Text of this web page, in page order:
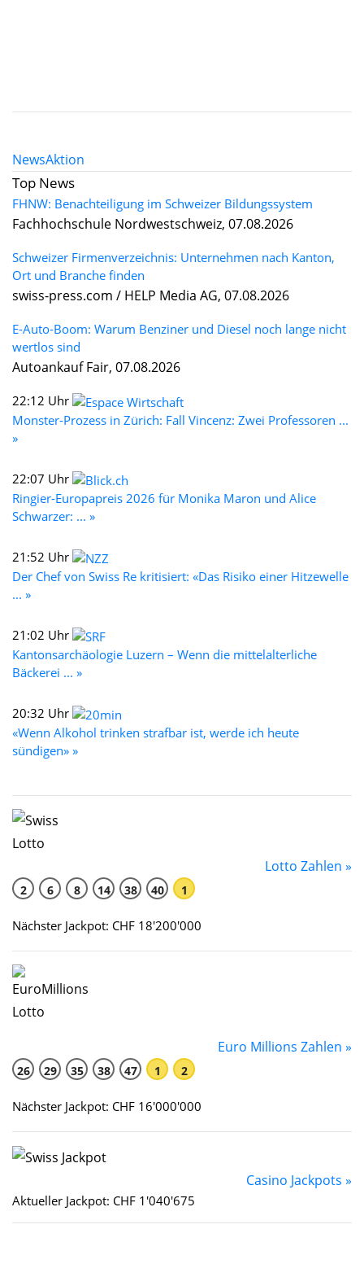
NewsAktion
Top News
FHNW: Benachteiligung im Schweizer Bildungssystem
Fachhochschule Nordwestschweiz, 07.08.2026
Schweizer Firmenverzeichnis: Unternehmen nach Kanton,
Ort und Branche finden
swiss-press.com / HELP Media AG, 07.08.2026
E-Auto-Boom: Warum Benziner und Diesel noch lange nicht
wertlos sind
Autoankauf Fair, 07.08.2026
22:12 Uhr
Monster-Prozess in Zürich: Fall Vincenz: Zwei Professoren ...
»
22:07 Uhr
Ringier-Europapreis 2026 für Monika Maron und Alice
Schwarzer: ... »
21:52 Uhr
Der Chef von Swiss Re kritisiert: «Das Risiko einer Hitzewelle
... »
21:02 Uhr
Kantonsarchäologie Luzern – Wenn die mittelalterliche
Bäckerei ... »
20:32 Uhr
«Wenn Alkohol trinken strafbar ist, werde ich heute
sündigen» »
Lotto Zahlen »
2 6 8 14 38 40 1
Nächster Jackpot: CHF 18'200'000
Euro Millions Zahlen »
26 29 35 38 47 1 2
Nächster Jackpot: CHF 16'000'000
Casino Jackpots »
Aktueller Jackpot: CHF 1'040'675